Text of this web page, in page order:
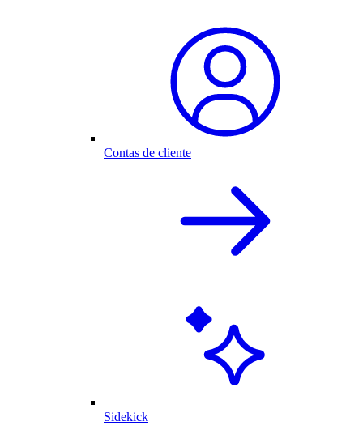
Contas de cliente
Sidekick